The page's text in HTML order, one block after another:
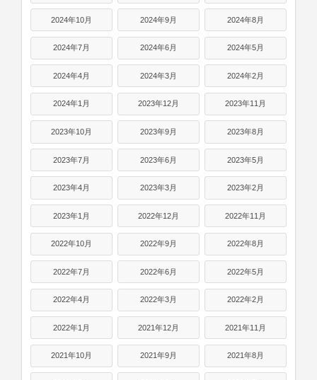
2024年10月 2024年9月 2024年8月
2024年7月 2024年6月 2024年5月
2024年4月 2024年3月 2024年2月
2024年1月 2023年12月 2023年11月
2023年10月 2023年9月 2023年8月
2023年7月 2023年6月 2023年5月
2023年4月 2023年3月 2023年2月
2023年1月 2022年12月 2022年11月
2022年10月 2022年9月 2022年8月
2022年7月 2022年6月 2022年5月
2022年4月 2022年3月 2022年2月
2022年1月 2021年12月 2021年11月
2021年10月 2021年9月 2021年8月